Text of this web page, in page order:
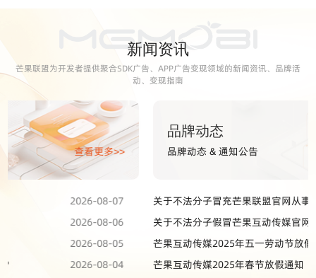
新闻资讯
芒果联盟为开发者提供聚合SDK广告、APP广告变现领域的新闻资讯、品牌活
动、变现指南
品牌动态
品牌动态 & 通知公告 查看更多>>
关于不法分子冒充芒果联盟官网从事违法活动的严正声明
2026-05-25
关于不法分子假冒芒果互动传媒官网从事违法活动的严正声明
2025-04-28
芒果互动传媒2025年五一劳动节放假通知
2025-04-25
芒果互动传媒2025年春节放假通知
2025-01-12